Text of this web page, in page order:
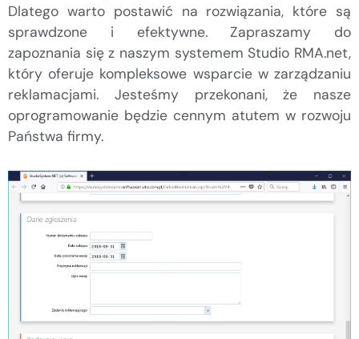
Dlatego warto postawić na rozwiązania, które są
sprawdzone i efektywne. Zapraszamy do
zapoznania się z naszym systemem Studio RMA.net,
który oferuje kompleksowe wsparcie w zarządzaniu
reklamacjami. Jesteśmy przekonani, że nasze
oprogramowanie będzie cennym atutem w rozwoju
Państwa firmy.